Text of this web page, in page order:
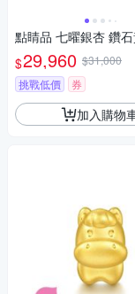
點睛品 七曜銀杏 鑽
$29,960 $31,000
挑戰低價
券
加入購物